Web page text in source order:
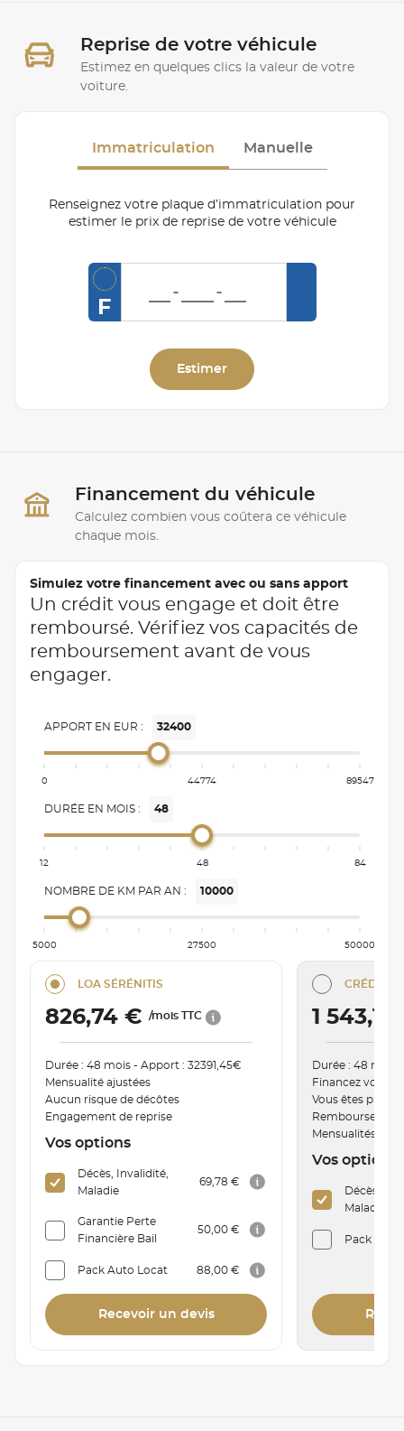
Reprise de votre véhicule
Estimez en quelques clics la valeur de votre
voiture.
Immatriculation Manuelle
Renseignez votre plaque d’immatriculation pour
estimer le prix de reprise de votre véhicule
F
Estimer
Financement du véhicule
Calculez combien vous coûtera ce véhicule
chaque mois.
Simulez votre financement avec ou sans apport
Un crédit vous engage et doit être
remboursé. Vérifiez vos capacités de
remboursement avant de vous
engager.
APPORT EN EUR : 32400
0 44774 89547
DURÉE EN MOIS : 48
12 48 84
NOMBRE DE KM PAR AN : 10000
5000 27500 50000
LOA SÉRÉNITIS
826,74 €/mois TTC
Durée : 48 mois - Apport : 32391,45€
Mensualité ajustées
Aucun risque de décôtes
Engagement de reprise
Vos options
Décès, Invalidité,
Maladie
69,78 €
Garantie Perte
Financière Bail
50,00 €
Pack Auto Locat 88,00 €
Recevoir un devis
CRÉDIT
1
Durée : 48 mois
Financez votre
Vous êtes
Mensualités
Vos options
Décès,
Maladie
Pack Auto